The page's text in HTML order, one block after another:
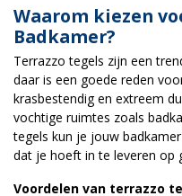
Waarom kiezen
Badkamer?
Terrazzo tegels zijn een
daar is een goede reden
krasbestendig en extreem
vochtige ruimtes zoals
tegels kun je jouw
dat je hoeft in te leveren op
Voordelen van terrazzo